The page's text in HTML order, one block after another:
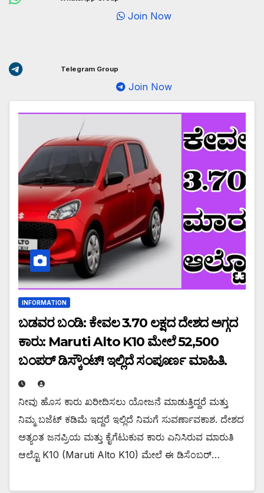
Join Now
Telegram Group
Join Now
INFORMATION
ಬಡವರ ಬಂಡಿ: ಕೇವಲ ₹3.70 ಲಕ್ಷದ ದೇಶದ ಅಗ್ಗದ
ಕಾರು: Maruti Alto K10 ಮೇಲೆ ₹52,500
ಬಂಪರ್ ಡಿಸ್ಕೌಂಟ್! ಇಲ್ಲಿದೆ ಸಂಪೂರ್ಣ ಮಾಹಿತಿ.
ನೀವು ಹೊಸ ಕಾರು ಖರೀದಿಸಲು ಯೋಜನೆ ಮಾಡುತ್ತಿದ್ದರೆ ಮತ್ತು
ನಿಮ್ಮ ಬಜೆಟ್ ಕಡಿಮೆ ಇದ್ದರೆ ಇಲ್ಲಿದೆ ನಿಮಗೆ ಸುವರ್ಣಾವಕಾಶ. ದೇಶದ
ಅತ್ಯಂತ ಜನಪ್ರಿಯ ಮತ್ತು ಕೈಗೆಟುಕುವ ಕಾರು ಎನಿಸಿರುವ ಮಾರುತಿ
ಆಲ್ಟೊ K10 (Maruti Alto K10) ಮೇಲೆ ಈ ಡಿಸೆಂಬರ್…